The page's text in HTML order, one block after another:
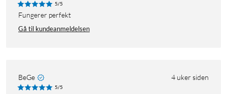
5/5
Fungerer perfekt
Gå til kundeanmeldelsen
BeGe 4 uker siden
5/5